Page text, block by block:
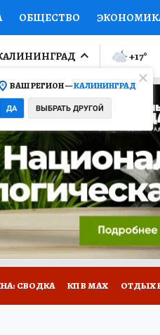
ОБЩЕСТВО
ПРОИСШЕСТВИЯ
МИР Я ЗНАЮ
СЕРИАЛЫ
КОЛЛЕКЦИИ КОНКУРСЫ
ВАШ РЕГИОН —КАЛИНИНГРАД
ДА ВЫБРАТЬ ДРУГОЙ
+17°
СВОДКА КП В МАХ ОТДЫХ